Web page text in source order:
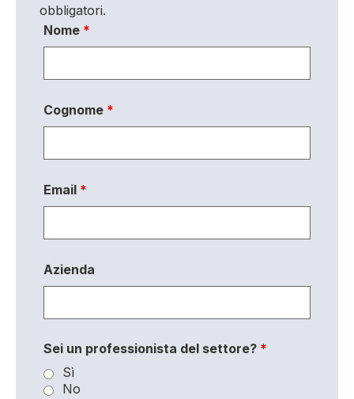
obbligatori.
Nome *
Cognome *
Email *
Azienda
Sei un professionista del settore? *
Sì
No